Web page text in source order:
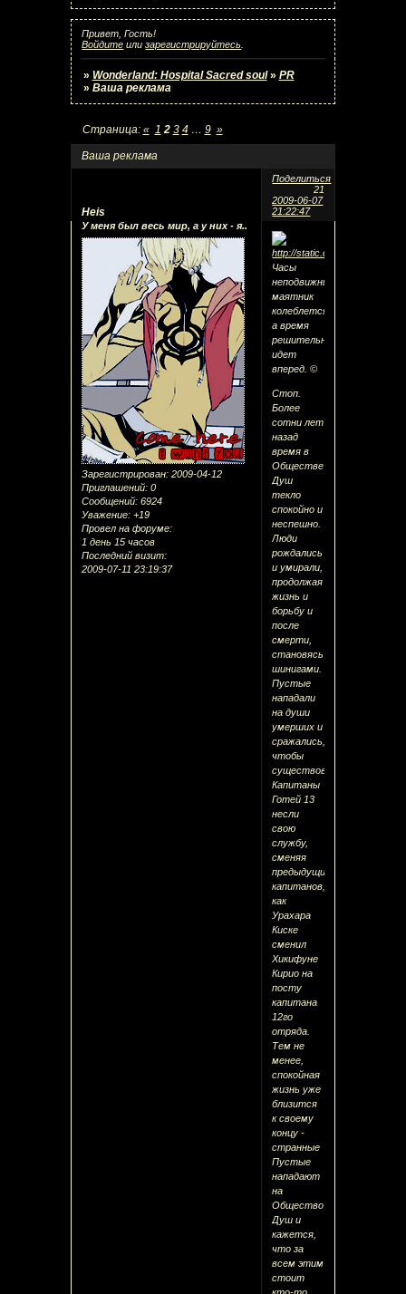
Привет, Гость!
Войдите илизарегистрируйтесь
» Wonderland: Hospital Sacred soul » PR
» Ваша реклама
Ваша реклама
Страница: « 1 2 3 4 … 9 »
Поделиться
21
2009-06-07
21:22:47
Heis
У меня был весь мир, а у них - я..
Зарегистрирован: 2009-04-12
Приглашений: 0
Сообщений: 6924
Уважение: +19
Провел на форуме:
1 день 15 часов
Последний визит:
2009-07-11 23:19:37
Часы
неподвижны,
маятник
колеблется,
а время
решительно
идет
вперед. ©
Стоп.
Более
сотни лет
назад
время в
Обществе
Душ
текло
спокойно и
неспешно.
Люди
рождались
и умирали,
продолжая
жизнь и
борьбу и
после
смерти,
становясь
шинигами.
Пустые
нападали
на души
умерших и
сражались,
чтобы
существовать.
Капитаны
Готей 13
несли
свою
службу,
сменяя
предыдущих
капитанов,
как
Урахара
Киске
сменил
Хикифуне
Кирио на
посту
капитана
12го
отряда.
Тем не
менее,
спокойная
жизнь уже
близится
к своему
концу -
странные
Пустые
нападают
на
Общество
Душ и
кажется,
что за
всем этим
стоит